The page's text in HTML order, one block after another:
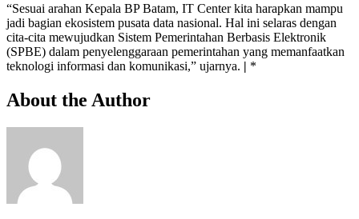
“Sesuai arahan Kepala BP Batam, IT Center kita harapkan mampu
jadi bagian ekosistem pusata data nasional. Hal ini selaras dengan
cita-cita mewujudkan Sistem Pemerintahan Berbasis Elektronik
(SPBE) dalam penyelenggaraan pemerintahan yang memanfaatkan
teknologi informasi dan komunikasi,” ujarnya. | *
About the Author